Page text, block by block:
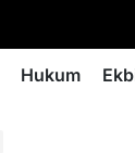
Hukum